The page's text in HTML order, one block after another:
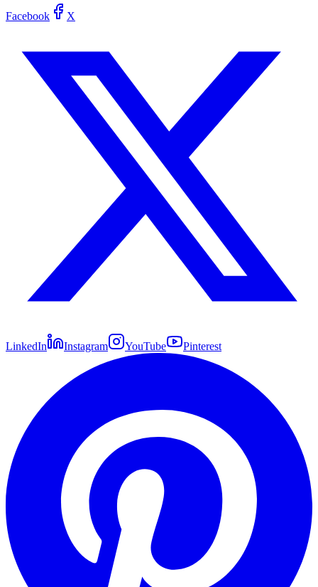
Facebook X
LinkedIn Instagram YouTube Pinterest